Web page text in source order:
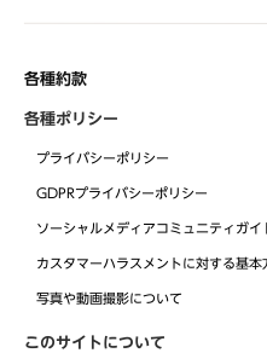
各種約款
各種ポリシー
プライバシーポリシー
GDPRプライバシーポリシー
ソーシャルメディアコミュニティガイ
カスタマーハラスメントに対する基本
写真や動画撮影について
このサイトについて